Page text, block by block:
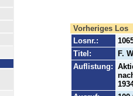
Vorheriges Los
Losnr.:
Titel:
F.
Auflistung: